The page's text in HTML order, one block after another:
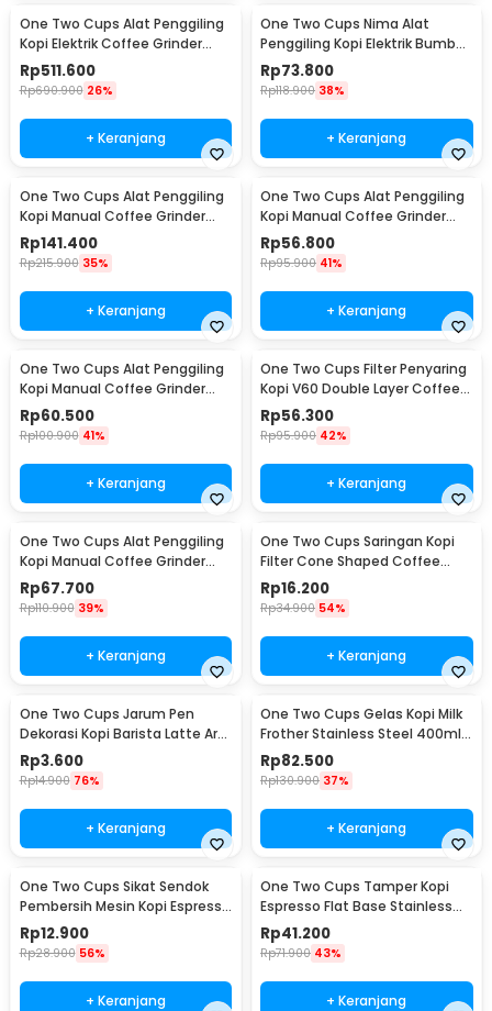
One Two Cups Alat Penggiling
Kopi Elektrik Coffee Grinder
Adjustable - 600N
Rp511.600
Rp690.900 26%
+ Keranjang
One Two Cups Nima Alat
Penggiling Kopi Elektrik Bumbu
Coffee Grinder - NM-8300
Rp73.800
Rp118.900 38%
+ Keranjang
One Two Cups Alat Penggiling
Kopi Manual Coffee Grinder
Wood 30g - CW85532
Rp141.400
Rp215.900 35%
+ Keranjang
One Two Cups Alat Penggiling
Kopi Manual Coffee Grinder
160ml - CF012
Rp56.800
Rp95.900 41%
+ Keranjang
One Two Cups Alat Penggiling
Kopi Manual Coffee Grinder
Adjustable - RHNHA0176
Rp60.500
Rp100.900 41%
+ Keranjang
One Two Cups Filter Penyaring
Kopi V60 Double Layer Coffee
Filter - FS-40S
Rp56.300
Rp95.900 42%
+ Keranjang
One Two Cups Alat Penggiling
Kopi Manual Coffee Grinder
Adjustable - CF4146
Rp67.700
Rp110.900 39%
+ Keranjang
One Two Cups Saringan Kopi
Filter Cone Shaped Coffee
Dripper 1 PCS - K741
Rp16.200
Rp34.900 54%
+ Keranjang
One Two Cups Jarum Pen
Dekorasi Kopi Barista Latte Art
Needle 13cm - F3F27
Rp3.600
Rp14.900 76%
+ Keranjang
One Two Cups Gelas Kopi Milk
Frother Stainless Steel 400ml -
WZ0011
Rp82.500
Rp130.900 37%
+ Keranjang
One Two Cups Sikat Sendok
Pembersih Mesin Kopi Espresso
2in1 - 8809
Rp12.900
Rp28.900 56%
+ Keranjang
One Two Cups Tamper Kopi
Espresso Flat Base Stainless
Steel 51mm - SS51
Rp41.200
Rp71.900 43%
+ Keranjang